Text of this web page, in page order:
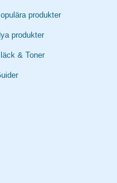
produkter
produkter
& Toner